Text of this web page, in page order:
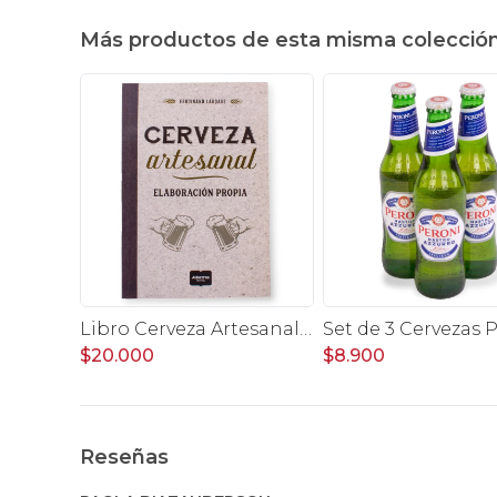
Más productos de esta misma
Libro Cerveza Artesanal - Elaboración Propia
$20.000
$8.900
Reseñas